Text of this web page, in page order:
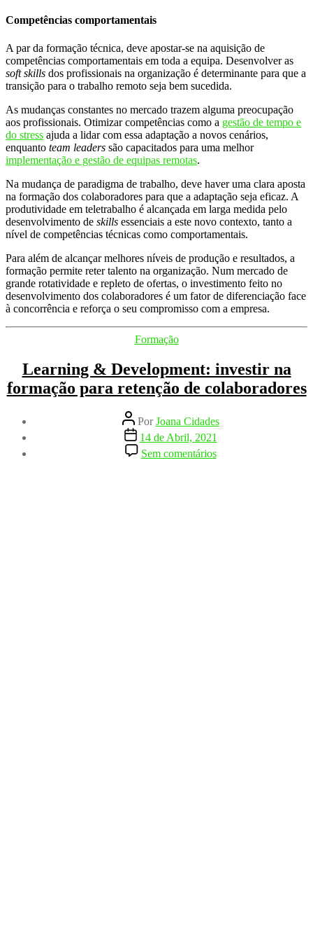
Competências comportamentais
A par da formação técnica, deve apostar-se na aquisição de
competências comportamentais em toda a equipa. Desenvolver as
soft skills dos profissionais na organização é determinante para que a
transição para o trabalho remoto seja bem sucedida.
As mudanças constantes no mercado trazem alguma preocupação
aos profissionais. Otimizar competências como a gestão de tempo e
do stress ajuda a lidar com essa adaptação a novos cenários,
enquanto team leaders são capacitados para uma melhor
implementação e gestão de equipas remotas.
Na mudança de paradigma de trabalho, deve haver uma clara aposta
na formação dos colaboradores para que a adaptação seja eficaz. A
produtividade em teletrabalho é alcançada em larga medida pelo
desenvolvimento de skills essenciais a este novo contexto, tanto a
nível de competências técnicas como comportamentais.
Para além de alcançar melhores níveis de produção e resultados, a
formação permite reter talento na organização. Num mercado de
grande rotatividade e repleto de ofertas, o investimento feito no
desenvolvimento dos colaboradores é um fator de diferenciação face
à concorrência e reforça o seu compromisso com a empresa.
Categorias
Formação
Learning & Development: investir na
formação para retenção de colaboradores
Autor
do
artigo
PorJoana Cidades
Data
do
artigo
14 de Abril, 2021
Sem comentáriosem
Learning